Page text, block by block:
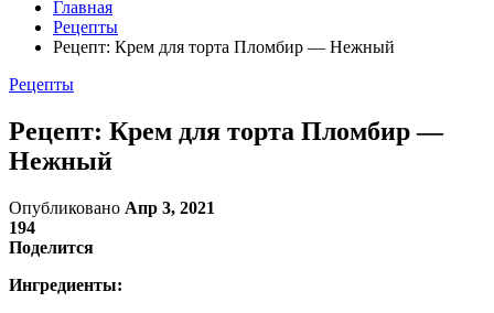
Главная
Рецепты
Рецепт: Крем для торта Пломбир — Нежный
Рецепты
Рецепт: Крем для торта Пломбир —
Нежный
Опубликовано Апр 3, 2021
194
Поделится
Ингредиенты: